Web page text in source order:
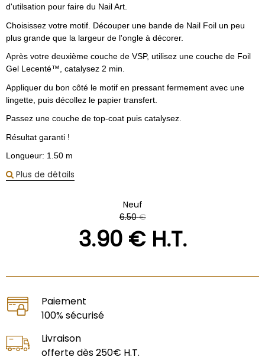
d'utilsation pour faire du Nail Art.
Choisissez votre motif. Découper une bande de Nail Foil un peu
plus grande que la largeur de l'ongle à décorer.
Après votre deuxième couche de VSP, utilisez une couche de Foil
Gel Lecenté™, catalysez 2 min.
Appliquer du bon côté le motif en pressant fermement avec une
lingette, puis décollez le papier transfert.
Passez une couche de top-coat puis catalysez.
Résultat garanti !
Longueur: 1.50 m
Plus de détails
Neuf
6.50 €
3.90€ H.T.
Paiement
100% sécurisé
Livraison
offerte dès 250€ H.T.